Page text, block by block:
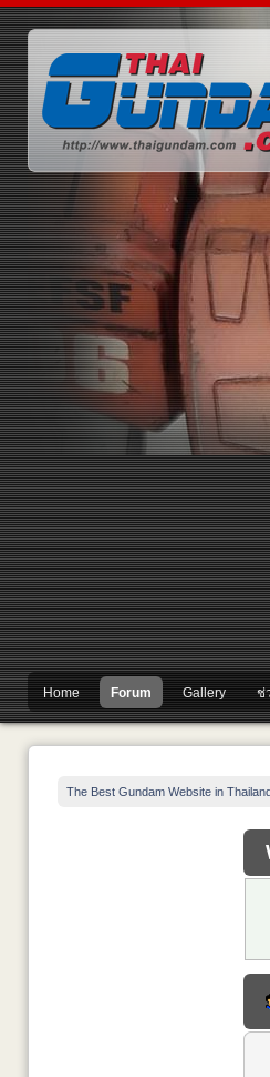
Home Forum Gallery ช่
The Best Gundam Website in